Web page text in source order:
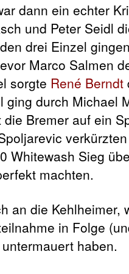
dann ein echter
und Peter Seidl
drei Einzel
Marco Salmen
sorgte René Berndt
ging durch Michael
die Bremer auf ein
Whitewash Sieg
machten.
an die
in Folge
haben.